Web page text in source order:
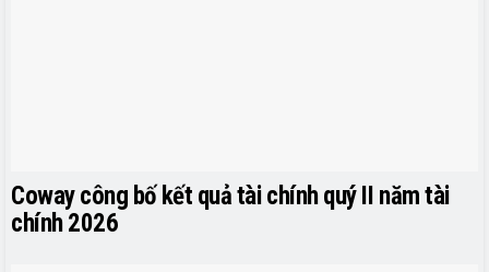
Coway công bố kết quả tài chính quý II năm tài
chính 2026